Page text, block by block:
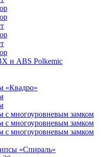
и ABS Polkemic
«Квадро»
с многоуровневым замком
с многоуровневым замком
с многоуровневым замком
«Спираль»